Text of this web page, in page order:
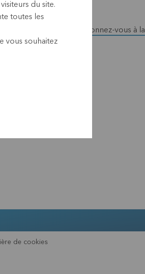
de KBC Ancora,
abonnez-vous à la
de cookies
du site.
toutes les
vous souhaitez